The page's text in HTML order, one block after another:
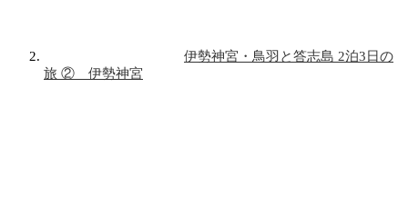
伊勢神宮・鳥羽と答志島 2泊3日の
旅 ② 伊勢神宮